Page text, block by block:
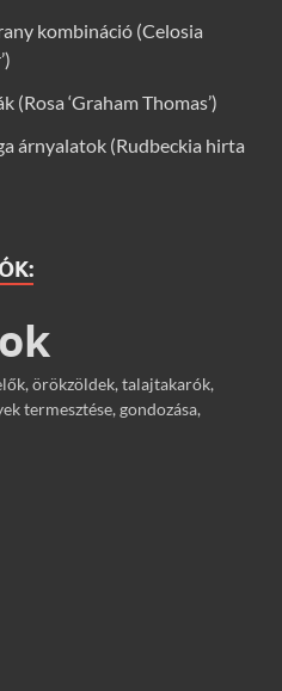
kombináció (Celosia
(Rosa ‘Graham Thomas’)
árnyalatok (Rudbeckia hirta
örökzöldek, talajtakarók,
termesztése, gondozása,